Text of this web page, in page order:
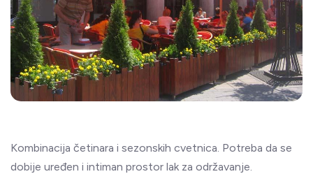
Kombinacija četinara i sezonskih cvetnica. Potreba da se
dobije uređen i intiman prostor lak za održavanje.